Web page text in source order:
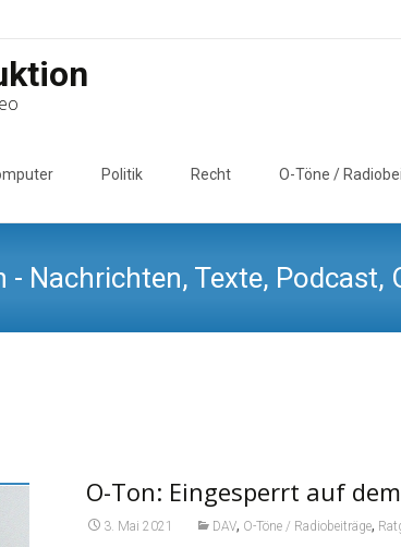
Politik Recht O-Töne /
Nachrichten, Texte, Podcast,
O-Ton: Eingesperrt auf
3. Mai 2021 DAV, O-Töne / Radiobeiträge,